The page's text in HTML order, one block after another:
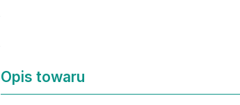
Opis towaru